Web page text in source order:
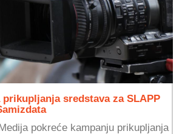
sredstava za SLAPP
pokreće kampanju prikupljanja